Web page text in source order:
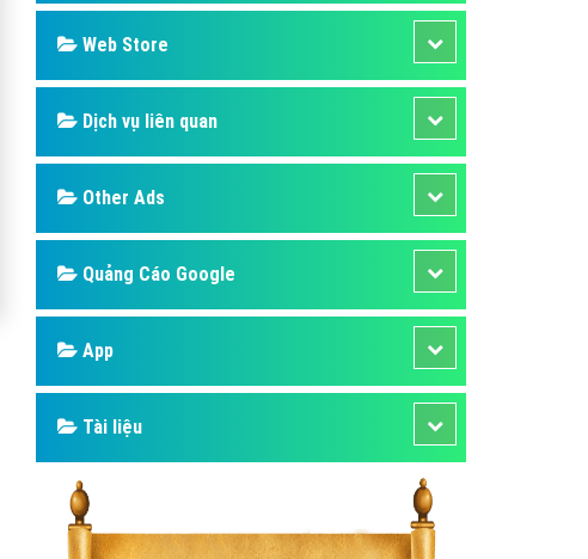
Hỏi đáp Domain & Hosting
Hỏi đáp viết bài Marketing
Dịch vụ quảng cáo Zalo
Hỏi đáp quảng cáo Youtube
Thiết kế ứng dụng
Quảng cáo Cốc Cốc hiệu quả
Quảng cáo Zalo chuyên nghiệp
Định nghĩa
Nghĩa là gì
Design
SEO
Banner
Facebook
Google
Bảng giá
Web Store